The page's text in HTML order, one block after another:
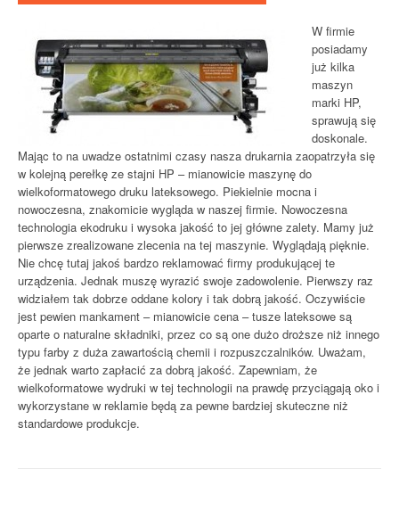
W firmie
posiadamy
już kilka
maszyn
marki HP,
sprawują się
doskonale.
Mając to na uwadze ostatnimi czasy nasza drukarnia zaopatrzyła się
w kolejną perełkę ze stajni HP – mianowicie maszynę do
wielkoformatowego druku lateksowego. Piekielnie mocna i
nowoczesna, znakomicie wygląda w naszej firmie. Nowoczesna
technologia ekodruku i wysoka jakość to jej główne zalety. Mamy już
pierwsze zrealizowane zlecenia na tej maszynie. Wyglądają pięknie.
Nie chcę tutaj jakoś bardzo reklamować firmy produkującej te
urządzenia. Jednak muszę wyrazić swoje zadowolenie. Pierwszy raz
widziałem tak dobrze oddane kolory i tak dobrą jakość. Oczywiście
jest pewien mankament – mianowicie cena – tusze lateksowe są
oparte o naturalne składniki, przez co są one dużo droższe niż innego
typu farby z duża zawartością chemii i rozpuszczalników. Uważam,
że jednak warto zapłacić za dobrą jakość. Zapewniam, że
wielkoformatowe wydruki w tej technologii na prawdę przyciągają oko i
wykorzystane w reklamie będą za pewne bardziej skuteczne niż
standardowe produkcje.